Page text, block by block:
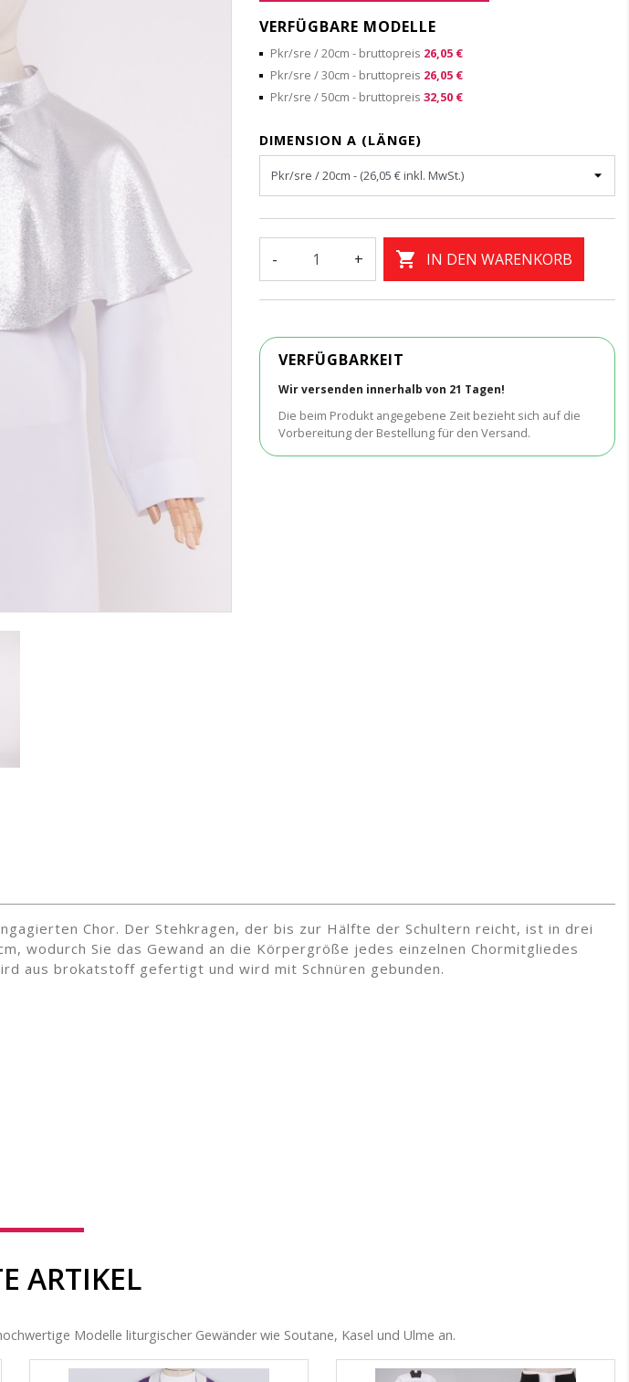
VERFÜGBARE MODELLE
Pkr/sre / 20cm - bruttopreis 26,05 €
Pkr/sre / 30cm - bruttopreis 26,05 €
Pkr/sre / 50cm - bruttopreis 32,50 €
DIMENSION A (LÄNGE)
- +  IN DEN WARENKORB
VERFÜGBARKEIT
Wir versenden innerhalb von 21 Tagen!
Die beim Produkt angegebene Zeit bezieht sich auf die
Vorbereitung der Bestellung für den Versand.
Chor. Der Stehkragen, der bis zur Hälfte der Schultern reicht, ist in drei
wodurch Sie das Gewand an die Körpergröße jedes einzelnen Chormitgliedes
aus brokatstoff gefertigt und wird mit Schnüren gebunden.
ARTIKEL
Modelle liturgischer Gewänder wie Soutane, Kasel und Ulme an.